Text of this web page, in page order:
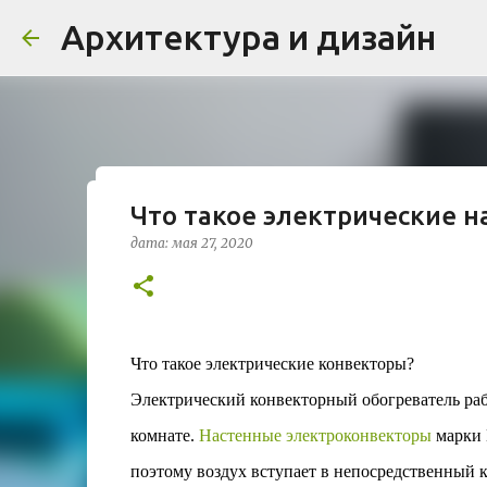
Архитектура и дизайн
Проект дома в стиле
Жардена»
дата:
бюро Vincent Callebaut Architectures.
районе Cité Créative, стал примером
контекст. Комплекс состоит из двух
назначения, общая площадь 5 364 м²) и
В общей сложности 113 жилых единиц
принципов биоразнообразия и
Что такое электрические
дата:мая 27, 2020
Что такое электрические конвекторы?
Электрический конвекторный обогреватель
комнате. Настенные электроконвекторымарки
поэтому воздух вступает в